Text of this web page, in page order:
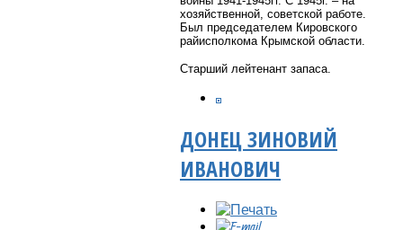
хозяйственной, советской работе.
Был председателем Кировского
райисполкома Крымской области.
Старший лейтенант запаса.
ДОНЕЦ ЗИНОВИЙ
ИВАНОВИЧ